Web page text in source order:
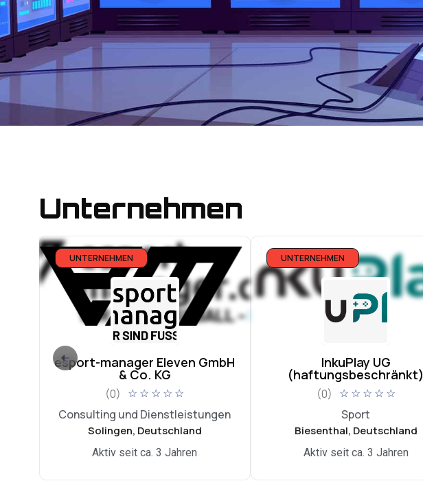
Unternehmen
UNTERNEHMEN
esport-manager Eleven GmbH
& Co. KG
(0) ☆ ☆ ☆ ☆ ☆
Consulting und Dienstleistungen
Solingen, Deutschland
Aktiv seit ca. 3 Jahren
UNTERNEHMEN
InkuPlay UG
(haftungsbeschränkt)
(0) ☆ ☆ ☆ ☆ ☆
Sport
Biesenthal, Deutschland
Aktiv seit ca. 3 Jahren